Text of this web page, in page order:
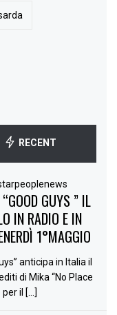
RECENT
GUYS ” IL
IN RADIO E IN
1°MAGGIO
anticipa in Italia il
di Mika “No Place
per il […]